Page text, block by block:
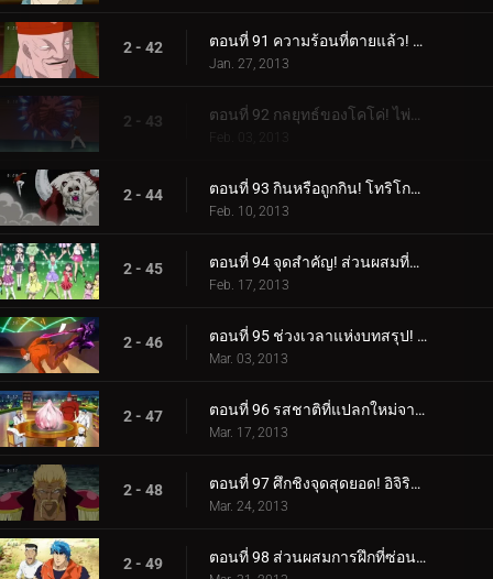
2 - 42 ตอนที่ 91 ความร้อนที่ตายแล้ว! โคโค่ VS ไลฟ์แบร์เรอร์
Jan. 27, 2013
2 - 43
2 - 44 ตอนที่ 93 กินหรือถูกกิน! โทริโกะ ปะทะ ฮันย่าแพนด้า!
Feb. 10, 2013
2 - 45 ตอนที่ 94 จุดสำคัญ! ส่วนผสมที่แย่ที่สุดที่เหลืออยู่!
Feb. 17, 2013
2 - 46 ตอนที่ 95 ช่วงเวลาแห่งบทสรุป! สถานการณ์อันประเสริฐของ Coko!
Mar. 03, 2013
2 - 47 ตอนที่ 96 รสชาติที่แปลกใหม่จากโลกนี้! การกินกระเทียมดาวตกที่แท้จริง!
Mar. 17, 2013
2 - 48 ตอนที่ 97 ศึกชิงจุดสุดยอด! อิจิริว ปะทะ มิโดระแห่งบิโชคุไค!
Mar. 24, 2013
2 - 49 ตอนที่ 98 ส่วนผสมการฝึกที่ซ่อนอยู่! คำแนะนำฉุกเฉินจากอิจิริว!